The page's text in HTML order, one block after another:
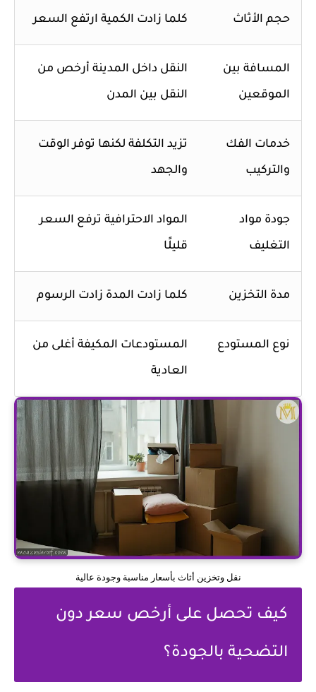
حجم الأثاث كلما زادت الكمية ارتفع السعر
المسافة بين
الموقعين
النقل داخل المدينة أرخص من
النقل بين المدن
خدمات الفك
والتركيب
تزيد التكلفة لكنها توفر الوقت
والجهد
جودة مواد
التغليف
المواد الاحترافية ترفع السعر
قليلًا
مدة التخزين كلما زادت المدة زادت الرسوم
نوع المستودع المستودعات المكيفة أغلى من
العادية
نقل وتخزين أثاث بأسعار مناسبة وجودة عالية
كيف تحصل على أرخص سعر دون
التضحية بالجودة؟